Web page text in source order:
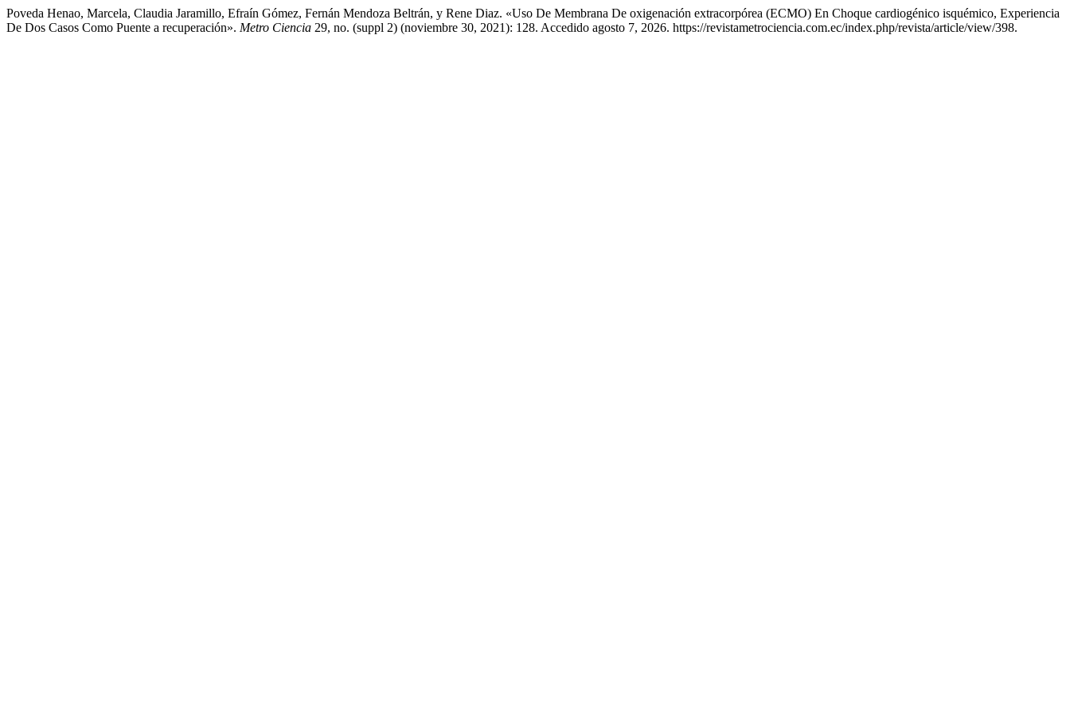
Poveda Henao, Marcela, Claudia Jaramillo, Efraín Gómez, Fernán Mendoza Beltrán, y Rene Diaz. «Uso De Membrana De oxigenación extracorpórea (ECMO) En Choque cardiogénico isquémico, Experiencia
De Dos Casos Como Puente a recuperación». Metro Ciencia 29, no. (suppl 2) (noviembre 30, 2021): 128. Accedido agosto 7, 2026. https://revistametrociencia.com.ec/index.php/revista/article/view/398.